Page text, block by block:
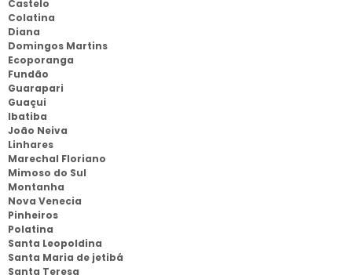
Castelo
Colatina
Diana
Domingos Martins
Ecoporanga
Fundão
Guarapari
Guaçui
Ibatiba
João Neiva
Linhares
Marechal Floriano
Mimoso do Sul
Montanha
Nova Venecia
Pinheiros
Polatina
Santa Leopoldina
Santa Maria de jetibá
Santa Teresa